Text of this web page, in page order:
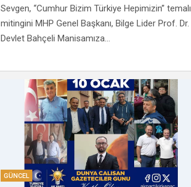
Sevgen, “Cumhur Bizim Türkiye Hepimizin” temalı
mitingini MHP Genel Başkanı, Bilge Lider Prof. Dr.
Devlet Bahçeli Manisamıza…
GÜNCEL